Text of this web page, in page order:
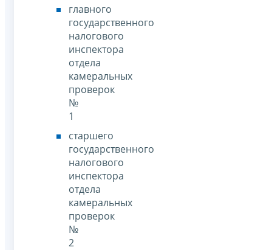
главного
государственного
налогового
инспектора
отдела
камеральных
проверок
№
1
старшего
государственного
налогового
инспектора
отдела
камеральных
проверок
№
2